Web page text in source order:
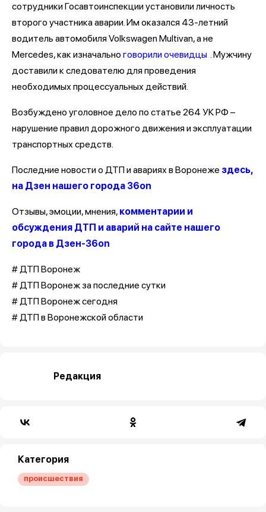
сотрудники Госавтоинспекции установили личность
второго участника аварии. Им оказался 43-летний
водитель автомобиля Volkswagen Multivan, а не
Mercedes, как изначально говорили очевидцы . Мужчину
доставили к следователю для проведения
необходимых процессуальных действий.
Возбуждено уголовное дело по статье 264 УК РФ –
нарушение правил дорожного движения и эксплуатации
транспортных средств.
Последние новости о ДТП и авариях в Воронеже здесь,
на Дзен нашего города 36on
Отзывы, эмоции, мнения, комментарии и
обсуждения ДТП и аварий на сайте нашего
города в Дзен-36on
# ДТП Воронеж
# ДТП Воронеж за последние сутки
# ДТП Воронеж сегодня
# ДТП в Воронежской области
Редакция
Категория
происшествия